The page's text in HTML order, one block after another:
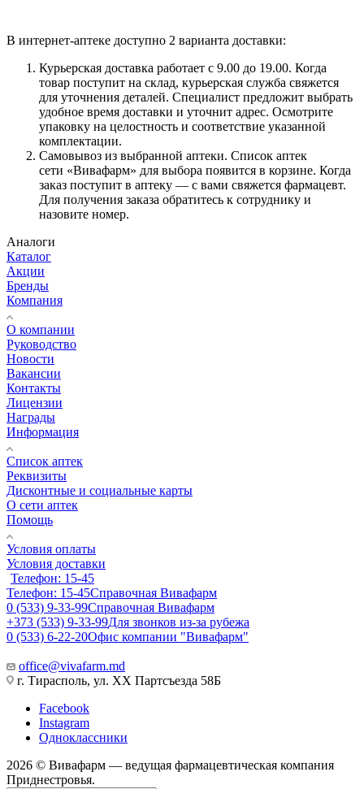
В интернет-аптеке доступно 2 варианта доставки:
Курьерская доставка работает с 9.00 до 19.00. Когда
товар поступит на склад, курьерская служба свяжется
для уточнения деталей. Специалист предложит выбрать
удобное время доставки и уточнит адрес. Осмотрите
упаковку на целостность и соответствие указанной
комплектации.
Самовывоз из выбранной аптеки. Список аптек
сети «Вивафарм» для выбора появится в корзине. Когда
заказ поступит в аптеку — с вами свяжется фармацевт.
Для получения заказа обратитесь к сотруднику и
назовите номер.
Аналоги
Каталог
Акции
Бренды
Компания
О компании
Руководство
Новости
Вакансии
Контакты
Лицензии
Награды
Информация
Список аптек
Реквизиты
Дисконтные и социальные карты
О сети аптек
Помощь
Условия оплаты
Условия доставки
Телефон: 15-45
Телефон: 15-45Справочная Вивафарм
0 (533) 9-33-99Справочная Вивафарм
+373 (533) 9-33-99Для звонков из-за рубежа
0 (533) 6-22-20Офис компании "Вивафарм"
office@vivafarm.md
г. Тирасполь, ул. ХХ Партсъезда 58Б
Facebook
Instagram
Одноклассники
2026 © Вивафарм — ведущая фармацевтическая компания
Приднестровья.